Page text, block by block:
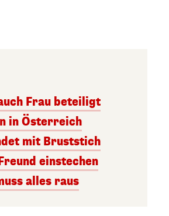
Frau beteiligt
in Österreich
mit Bruststich
einstechen
alles raus